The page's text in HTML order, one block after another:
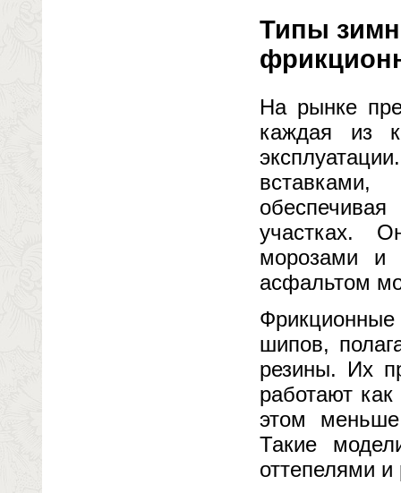
Типы
На рынке
каждая из
участках.
морозами и
асфальтом
Фрикционные
шипов,
резины. Их
работают
этом
Такие
оттепелями и